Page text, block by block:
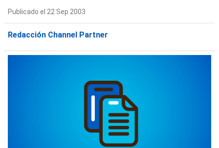
Publicado el 22 Sep 2003
Redacción Channel Partner